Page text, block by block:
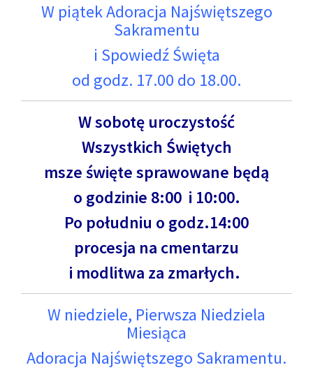
W piątek Adoracja Najświętszego
Sakramentu
i Spowiedź Święta
od godz. 17.00 do 18.00.
W sobotę uroczystość
Wszystkich Świętych
msze święte sprawowane będą
o godzinie 8:00 i 10:00.
Po południu o godz.14:00
procesja na cmentarzu
i modlitwa za zmarłych.
W niedziele, Pierwsza Niedziela
Miesiąca
Adoracja Najświętszego Sakramentu.